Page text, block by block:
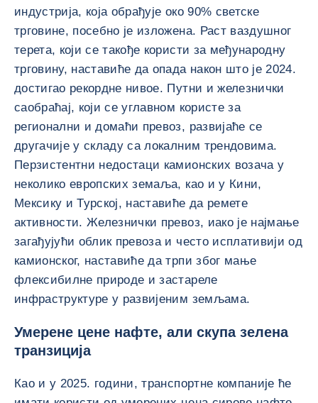
индустрија, која обрађује око 90% светске
трговине, посебно је изложена. Раст ваздушног
терета, који се такође користи за међународну
трговину, наставиће да опада након што је 2024.
достигао рекордне нивое. Путни и железнички
саобраћај, који се углавном користе за
регионални и домаћи превоз, развијаће се
другачије у складу са локалним трендовима.
Перзистентни недостаци камионских возача у
неколико европских земаља, као и у Кини,
Мексику и Турској, наставиће да ремете
активности. Железнички превоз, иако је најмање
загађујући облик превоза и често исплативији од
камионског, наставиће да трпи због мање
флексибилне природе и застареле
инфраструктуре у развијеним земљама.
Умерене цене нафте, али скупа зелена
транзиција
Као и у 2025. години, транспортне компаније ће